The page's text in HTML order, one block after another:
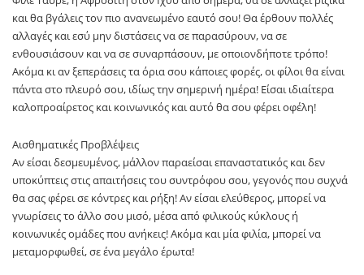
και θα βγάλεις τον πιο ανανεωμένο εαυτό σου! Θα έρθουν πολλές
αλλαγές και εσύ μην διστάσεις να σε παρασύρουν, να σε
ενθουσιάσουν και να σε συναρπάσουν, με οποιονδήποτε τρόπο!
Ακόμα κι αν ξεπεράσεις τα όρια σου κάποιες φορές, οι φίλοι θα είναι
πάντα στο πλευρό σου, ιδίως την σημερινή ημέρα! Είσαι ιδιαίτερα
καλοπροαίρετος και κοινωνικός και αυτό θα σου φέρει οφέλη!
Αισθηματικές Προβλέψεις
Αν είσαι δεσμευμένος, μάλλον παραείσαι επαναστατικός και δεν
υποκύπτεις στις απαιτήσεις του συντρόφου σου, γεγονός που συχνά
θα σας φέρει σε κόντρες και ρήξη! Αν είσαι ελεύθερος, μπορεί να
γνωρίσεις το άλλο σου μισό, μέσα από φιλικούς κύκλους ή
κοινωνικές ομάδες που ανήκεις! Ακόμα και μία φιλία, μπορεί να
μεταμορφωθεί, σε ένα μεγάλο έρωτα!